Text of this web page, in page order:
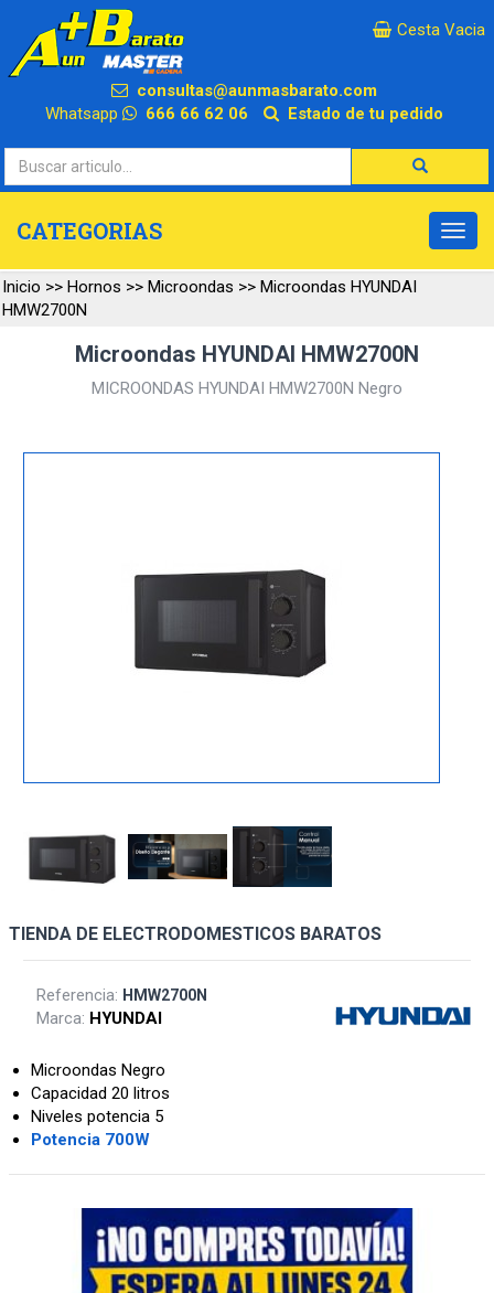
×
Cesta Vacia
consultas@aunmasbarato.com
Whatsapp
666 66 62 06 Estado de tu pedido
CATEGORIAS
Inicio >> Hornos >> Microondas >> Microondas HYUNDAI
HMW2700N
Microondas HYUNDAI HMW2700N
MICROONDAS HYUNDAI HMW2700N Negro
TIENDA DE ELECTRODOMESTICOS BARATOS
Referencia: HMW2700N
Marca: HYUNDAI
Microondas Negro
Capacidad 20 litros
Niveles potencia 5
Potencia 700W